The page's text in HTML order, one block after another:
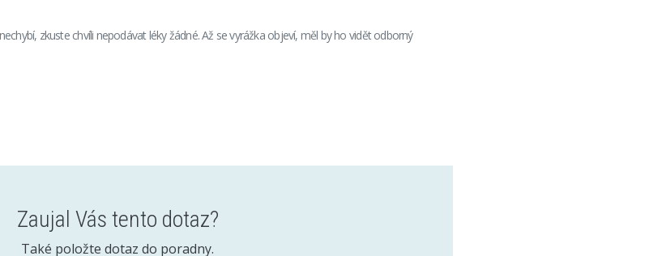
zkuste chvíli nepodávat léky žádné. Až se vyrážka objeví, měl by ho vidět odborný
Zaujal Vás tento dotaz?
Také položte dotaz do poradny.